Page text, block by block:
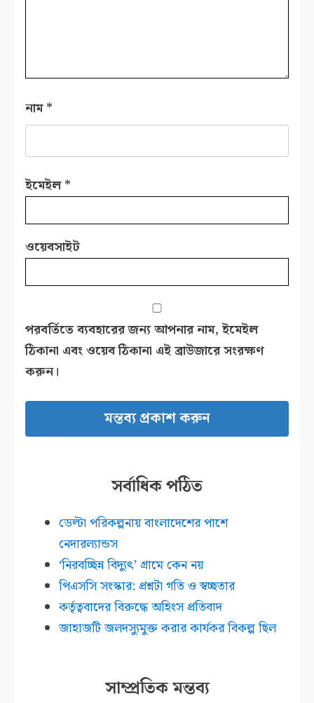
নাম*
ইমেইল*
ওয়েবসাইট
পরবর্তিতে ব্যবহারের জন্য আপনার নাম, ইমেইল
ঠিকানা এবং ওয়েব ঠিকানা এই ব্রাউজারে সংরক্ষণ
করুন।
সর্বাধিক পঠিত
ডেল্টা পরিকল্পনায় বাংলাদেশের পাশে
নেদারল্যান্ডস
‘নিরবচ্ছিন্ন বিদ্যুৎ’ গ্রামে কেন নয়
পিএসসি সংস্কার: প্রশ্নটা গতি ও স্বচ্ছতার
কর্তৃত্ববাদের বিরুদ্ধে অহিংস প্রতিবাদ
জাহাজটি জলদস্যুমুক্ত করার কার্যকর বিকল্প ছিল
সাম্প্রতিক মন্তব্য